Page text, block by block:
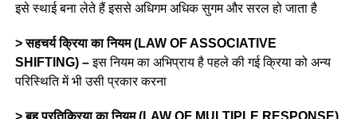
इसे स्थाई बना लेते हैं इससे अधिगम अधिक सुगम और सरल हो जाता है
> सहचर्य क्रिया का नियम (LAW OF ASSOCIATIVE
SHIFTING) –इस नियम का अभिप्राय है पहले की गई क्रिया को अन्य
परिस्थिति में भी उसी प्रकार करना
> बहु प्रतिक्रिया का नियम (LAW OF MULTIPLE RESPONSE)